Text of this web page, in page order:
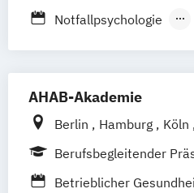
Notfallpsychologie
AHAB-Akademie
Berlin Hamburg Köln
Berufsbegleitender
Fernlehrgang
Betrieblicher